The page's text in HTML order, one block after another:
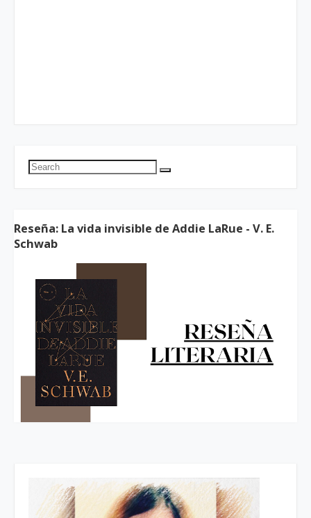
Reseña: La vida invisible de Addie LaRue - V. E.
Schwab